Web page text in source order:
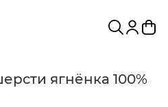
ягнёнка 100%